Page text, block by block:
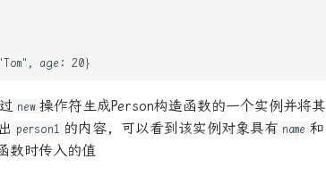
new 操作符生成Person构造函数的一个实例并将其
person1 的内容, 可以看到该实例对象具有 name 和
数时传入的值